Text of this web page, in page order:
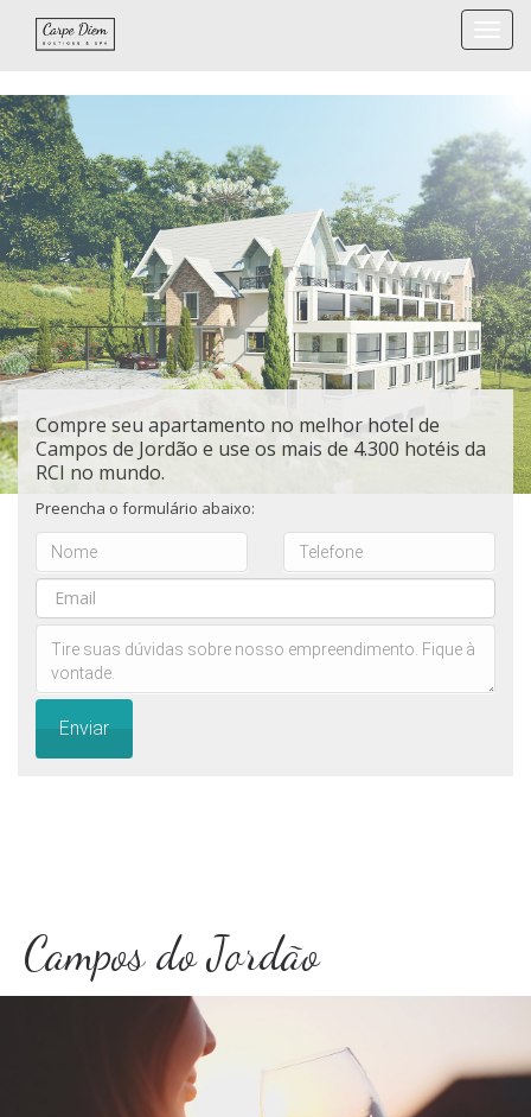
Compre seu apartamento no melhor hotel de
Campos de Jordão e use os mais de 4.300 hotéis da
RCI no mundo.
Preencha o formulário abaixo:
Enviar
Campos do Jordão